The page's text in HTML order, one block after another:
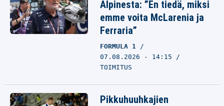
Alpinesta: ”En tiedä, miksi
emme voita McLarenia ja
Ferraria”
FORMULA 1
07.08.2026 - 14:15
TOIMITUS
Pikkuhuuhkajien